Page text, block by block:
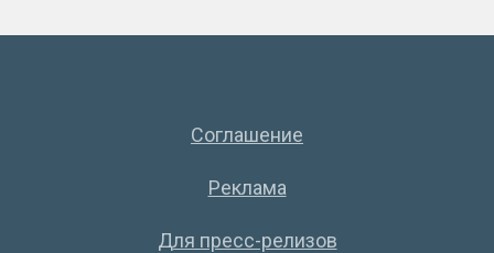
Соглашение
Реклама
Для пресс-релизов